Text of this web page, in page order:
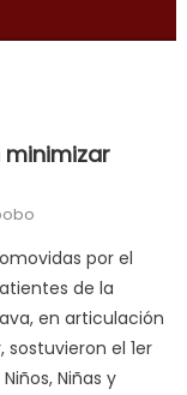
por el
de la
en articulación
el 1er
Niñas y